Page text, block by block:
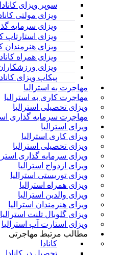
سوپر ویزای کانادا
ویزای مولتی
ویزای سرمایه
ویزای استارتاپ
ویزای هنرمندان
ویزای همراه کانادا
ویزای ورزشکاران
پیکاپ ویزای کانادا
مهاجرت به استرالیا
مهاجرت کاری به استرالیا
ویزای تحصیلی استرالیا
مهاجرت سرمایه گذاری
ویزای استرالیا
ویزای کاری استرالیا
ویزای تحصیلی استرالیا
ویزای سرمایه گذاری
ویزای ازدواج استرالیا
ویزای توریستی استرالیا
ویزای همراه استرالیا
ویزای والدین استرالیا
ویزای هنرمندان استرالیا
ویزای گلوبال تلنت استرالیا
ویزای استارت آپ استرالیا
مطالب مرتبط مهاجرتی
کانادا
تحصیل در کانادا